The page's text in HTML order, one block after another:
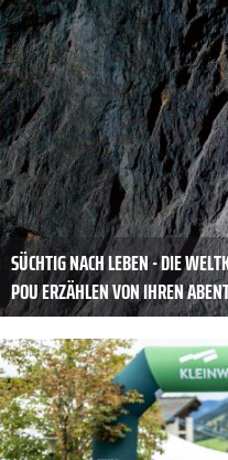
SÜCHTIG NACH LEBEN - DIE
POU ERZÄHLEN VON IHREN